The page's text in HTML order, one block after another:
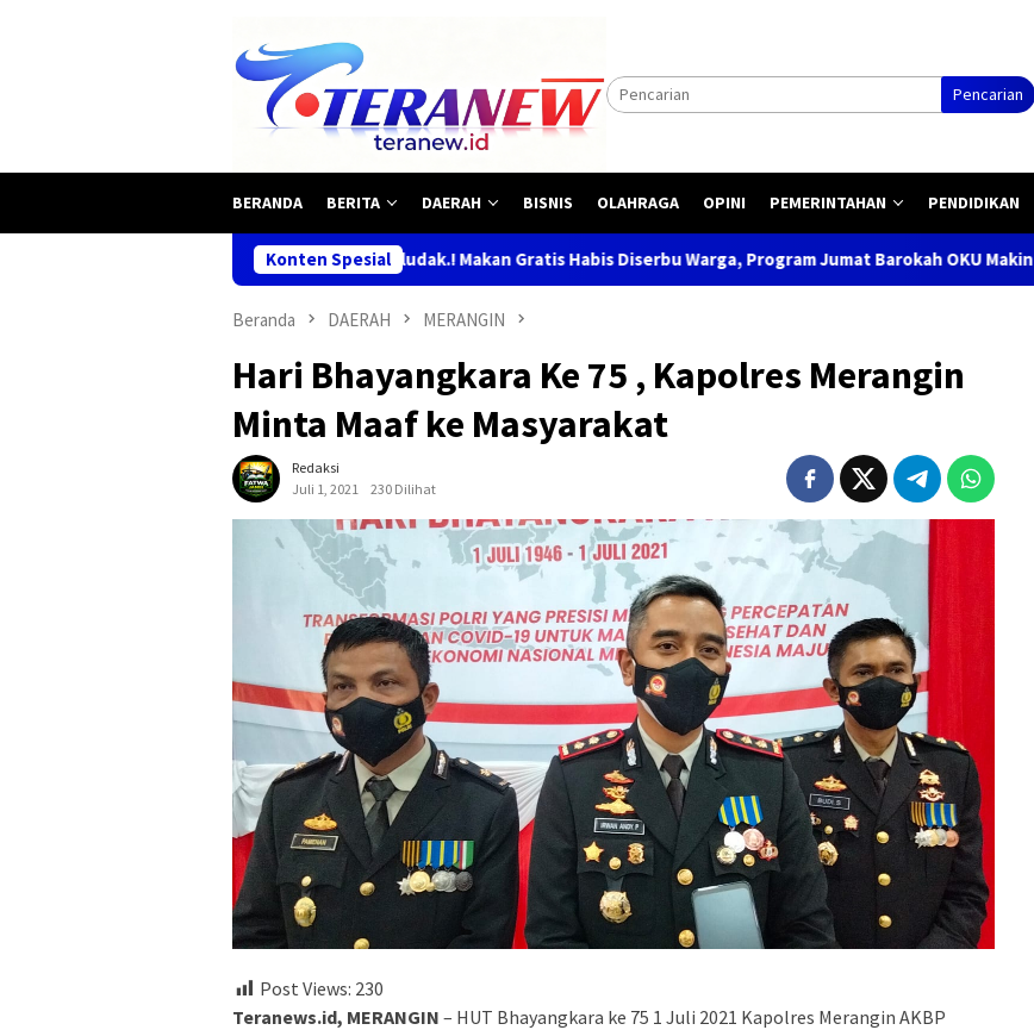
Pencarian
BERANDA BERITA DAERAH BISNIS OLAHRAGA OPINI PEMERINTAHAN PENDIDIKAN
Konten Spesial
Mbludak.! Makan Gratis Habis Diserbu Warga, Program Jumat Barokah OKU Makin Dicintai Masyarakat
Beranda DAERAH MERANGIN
Hari Bhayangkara Ke 75 , Kapolres Merangin
Minta Maaf ke Masyarakat
Redaksi
Juli 1, 2021
230 Dilihat
Post Views: 230
Teranews.id, MERANGIN – HUT Bhayangkara ke 75 1 Juli 2021 Kapolres Merangin AKBP